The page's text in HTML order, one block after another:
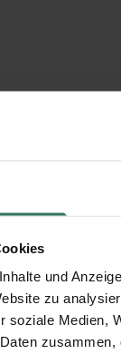
und
zu
soziale Medien,